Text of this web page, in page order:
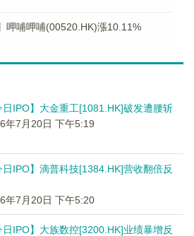
呷哺呷哺(00520.HK)漲10.11%
日IPO】大金重工[1081.HK]破发遭腰斩
年7月20日 下午5:19
日IPO】滴普科技[1384.HK]营收翻倍反
年7月20日 下午5:20
日IPO】大族数控[3200.HK]业绩暴增反